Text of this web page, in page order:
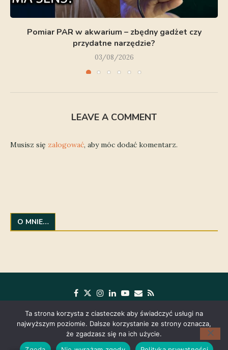
Pomiar PAR w akwarium – zbędny gadżet czy
przydatne narzędzie?
03/08/2026
LEAVE A COMMENT
Musisz się zalogować, aby móc dodać komentarz.
O MNIE…
Ta strona korzysta z ciasteczek aby świadczyć usługi na
najwyższym poziomie. Dalsze korzystanie ze strony oznacza,
że zgadzasz się na ich użycie.